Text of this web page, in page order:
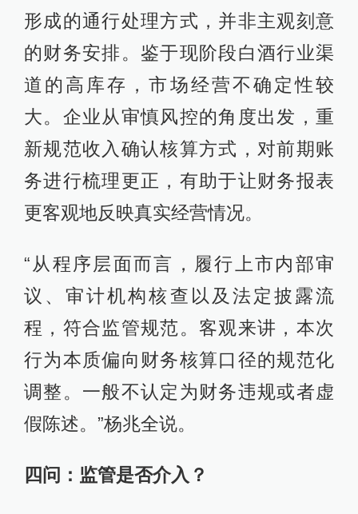
形成的通行处理方式，并非主观刻意
的财务安排。鉴于现阶段白酒行业渠
道的高库存，市场经营不确定性较
大。企业从审慎风控的角度出发，重
新规范收入确认核算方式，对前期账
务进行梳理更正，有助于让财务报表
更客观地反映真实经营情况。
“从程序层面而言，履行上市内部审
议、审计机构核查以及法定披露流
程，符合监管规范。客观来讲，本次
行为本质偏向财务核算口径的规范化
调整。一般不认定为财务违规或者虚
假陈述。”杨兆全说。
四问：监管是否介入？